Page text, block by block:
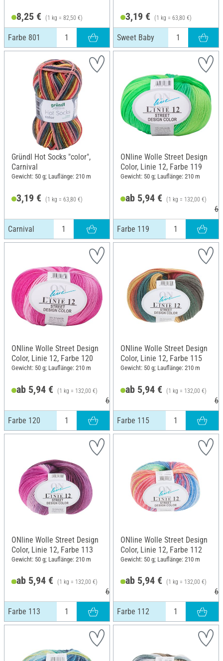
8,25 € (1 kg = 82,50 €)
Farbe 801
3,19 € (1 kg = 63,80 €)
Sweet Baby
Gründl Hot Socks "color",
Carnival
Gewicht: 50 g; Lauflänge: 210 m
3,19 € (1 kg = 63,80 €)
Carnival
ONline Wolle Street Design
Color, Linie 12, Farbe 119
Gewicht: 50 g; Lauflänge: 210 m
ab 5,94 € (1 kg = 132,00 €)
Farbe 119
ONline Wolle Street Design
Color, Linie 12, Farbe 120
Gewicht: 50 g; Lauflänge: 210 m
ab 5,94 € (1 kg = 132,00 €)
6,25 €
Farbe 120
ONline Wolle Street Design
Color, Linie 12, Farbe 115
Gewicht: 50 g; Lauflänge: 210 m
ab 5,94 € (1 kg = 132,00 €)
Farbe 115
ONline Wolle Street Design
Color, Linie 12, Farbe 113
Gewicht: 50 g; Lauflänge: 210 m
ab 5,94 € (1 kg = 132,00 €)
6,25 €
Farbe 113
ONline Wolle Street Design
Color, Linie 12, Farbe 112
Gewicht: 50 g; Lauflänge: 210 m
ab 5,94 € (1 kg = 132,00 €)
Farbe 112